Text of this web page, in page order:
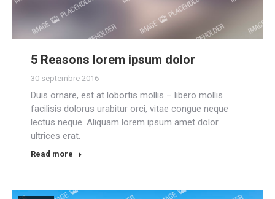
5 Reasons lorem ipsum dolor
30 septembre 2016
Duis ornare, est at lobortis mollis – libero mollis
facilisis dolorus urabitur orci, vitae congue neque
lectus neque. Aliquam lorem ipsum amet dolor
ultrices erat.
Read more